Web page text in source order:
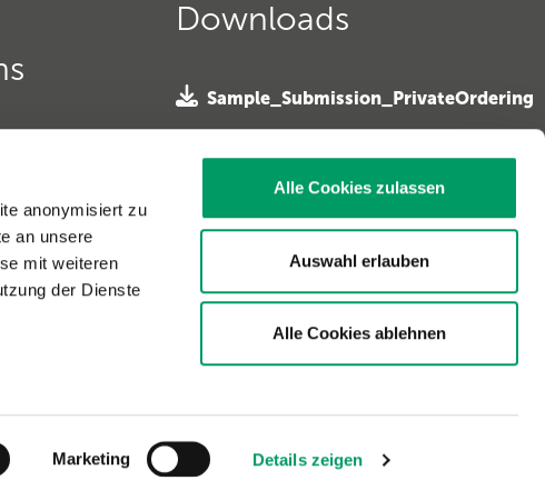
anonymisiert zu
an unsere
mit weiteren
der Dienste
Marketing Details zeigen
Alle Cookies zulassen
Auswahl erlauben
Alle Cookies ablehnen
e. V. »
»
Downloads
Sample_Submission_PrivateOrdering
»